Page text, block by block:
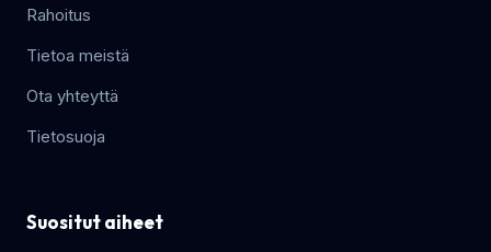
Rahoitus
Tietoa meistä
Ota yhteyttä
Tietosuoja
Suositut aiheet